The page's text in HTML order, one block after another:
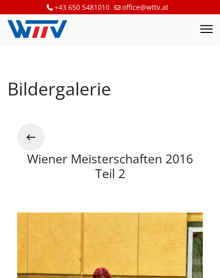
+43 650 5481010 office@wttv.at
Bildergalerie
Wiener Meisterschaften 2016
Teil 2